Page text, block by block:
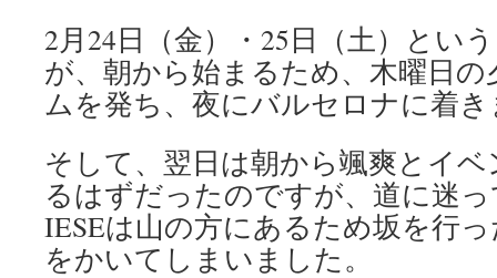
2月24日（金）・25日（土）とい
が、朝から始まるため、木曜日
ムを発ち、夜にバルセロナに着
そして、翌日は朝から颯爽とイ
るはずだったのですが、道に迷
IESEは山の方にあるため坂を行
をかいてしまいました。